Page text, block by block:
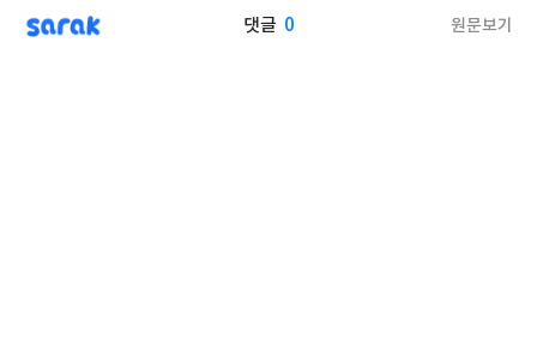
sarak 댓글 0 원문보기